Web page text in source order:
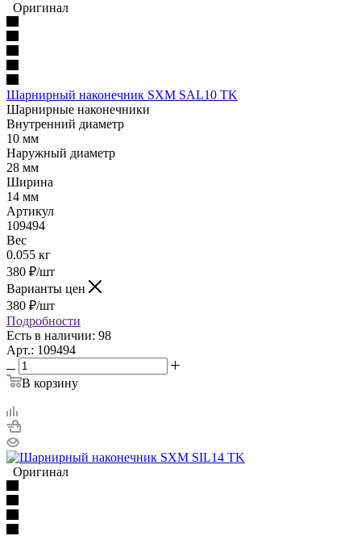
Оригинал
Шарнирный наконечник SXM SAL10 TK
Шарнирные наконечники
Внутренний диаметр
10 мм
Наружный диаметр
28 мм
Ширина
14 мм
Артикул
109494
Вес
0.055 кг
380 ₽/шт
Варианты цен
380 ₽/шт
Подробности
Есть в наличии: 98
Арт.: 109494
В корзину
Оригинал